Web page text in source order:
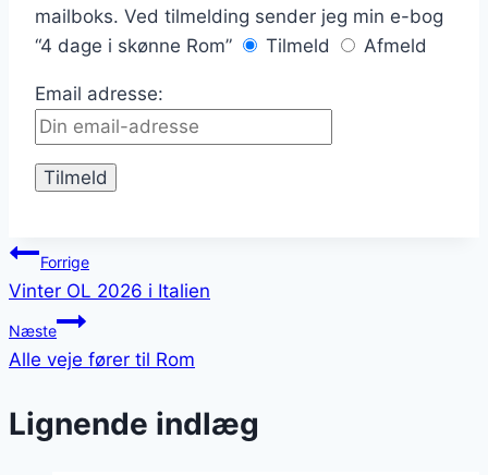
mailboks. Ved tilmelding sender jeg min e-bog
“4 dage i skønne Rom”
Tilmeld Afmeld
Email adresse:
Indlægsnavigation
Forrige
Vinter OL 2026 i Italien
Næste
Alle veje fører til Rom
Lignende indlæg